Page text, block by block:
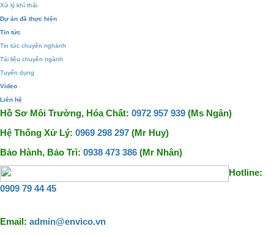
Xử lý khí thải
Dự án đã thực hiện
Tin tức
Tin tức chuyên nghành
Tài liệu chuyên ngành
Tuyển dụng
Video
Liên hệ
Hồ Sơ Môi Trường, Hóa Chất: 0972 957 939 (Ms Ngân)
Hệ Thống Xử Lý: 0969 298 297 (Mr Huy)
Bảo Hành, Bảo Trì: 0938 473 386 (Mr Nhân)
Hotline:
0909 79 44 45
Email: admin@envico.vn